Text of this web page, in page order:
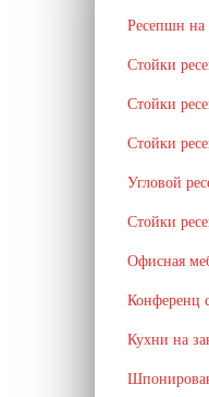
Ресепшн на
Стойки
Стойки
Стойки
Угловой
Стойки
Офисная
Конференц
Кухни на